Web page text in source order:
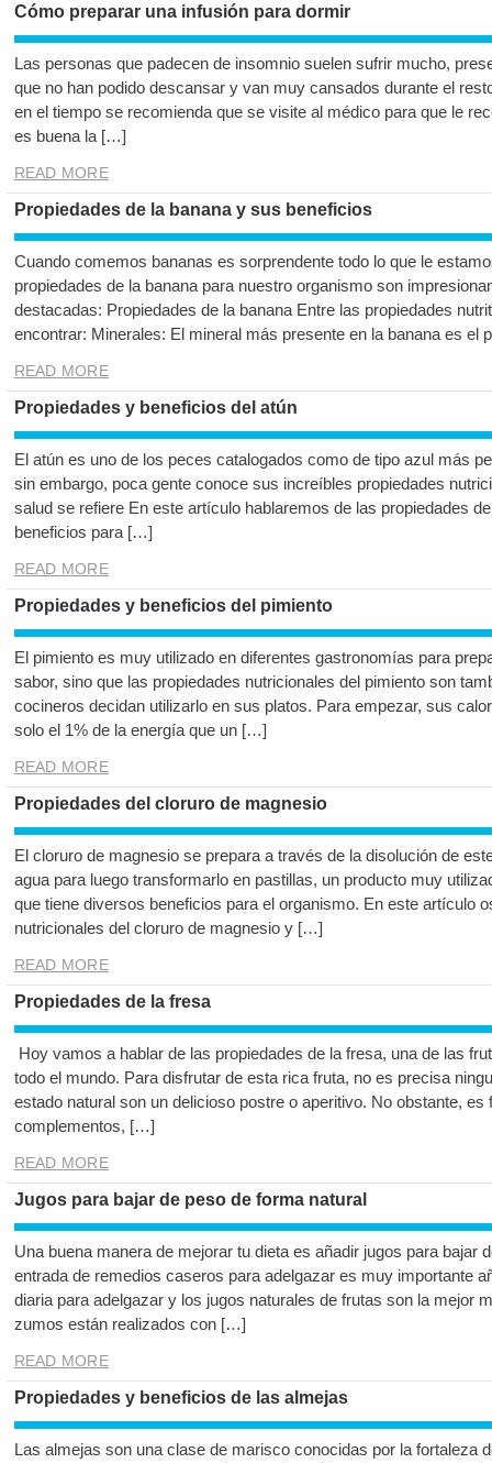
Cómo preparar una infusión para dormir
Las personas que padecen de insomnio suelen sufrir mucho,
que no han podido descansar y van muy cansados durante el
en el tiempo se recomienda que se visite al médico para que le
es buena la […]
READ MORE
Propiedades de la banana y sus beneficios
Cuando comemos bananas es sorprendente todo lo que le
propiedades de la banana para nuestro organismo son
destacadas: Propiedades de la banana Entre las propiedades
encontrar: Minerales: El mineral más presente en la banana es el
READ MORE
Propiedades y beneficios del atún
El atún es uno de los peces catalogados como de tipo azul más
sin embargo, poca gente conoce sus increíbles propiedades
salud se refiere En este artículo hablaremos de las propiedades
beneficios para […]
READ MORE
Propiedades y beneficios del pimiento
El pimiento es muy utilizado en diferentes gastronomías para
sabor, sino que las propiedades nutricionales del pimiento son
cocineros decidan utilizarlo en sus platos. Para empezar, sus
solo el 1% de la energía que un […]
READ MORE
Propiedades del cloruro de magnesio
El cloruro de magnesio se prepara a través de la disolución de
agua para luego transformarlo en pastillas, un producto muy
que tiene diversos beneficios para el organismo. En este artículo
nutricionales del cloruro de magnesio y […]
READ MORE
Propiedades de la fresa
Hoy vamos a hablar de las propiedades de la fresa, una de las
todo el mundo. Para disfrutar de esta rica fruta, no es precisa
estado natural son un delicioso postre o aperitivo. No obstante,
complementos, […]
READ MORE
Jugos para bajar de peso de forma natural
Una buena manera de mejorar tu dieta es añadir jugos para bajar
entrada de remedios caseros para adelgazar es muy importante
diaria para adelgazar y los jugos naturales de frutas son la mejor
zumos están realizados con […]
READ MORE
Propiedades y beneficios de las almejas
Las almejas son una clase de marisco conocidas por la fortaleza